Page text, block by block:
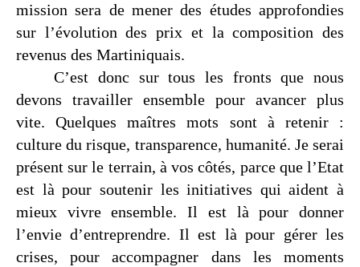
mission sera de mener des études approfondies
sur l’évolution des prix et la composition des
revenus des Martiniquais.
C’est donc sur tous les fronts que nous
devons travailler ensemble pour avancer plus
vite. Quelques maîtres mots sont à retenir :
culture du risque, transparence, humanité. Je serai
présent sur le terrain, à vos côtés, parce que l’Etat
est là pour soutenir les initiatives qui aident à
mieux vivre ensemble. Il est là pour donner
l’envie d’entreprendre. Il est là pour gérer les
crises, pour accompagner dans les moments